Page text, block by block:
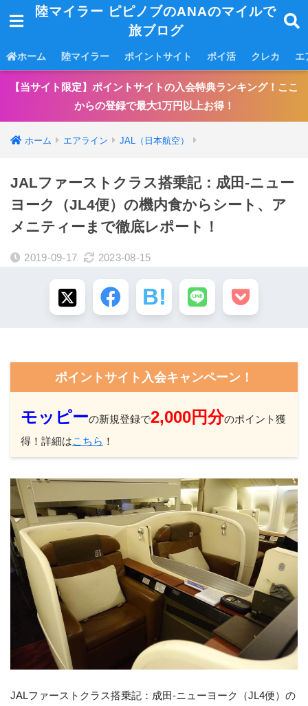
陸マイラー ピピノブのANAのマイルで
旅ブログ
ホーム 陸マイラー ポイントサイト ポイ活 クレカ エ
【当サイト限定】ポイントサイトの入会特典ランキング！ここ
からの登録で最大1万円以上お得！
ホーム エアライン JAL（日本航空）
JALファーストクラス搭乗記：成田-ニュー
ヨーク（JL4便）の機内食からシート、ア
メニティーまで徹底レポート！
2019-09-17 2023-08-15
ポイントサイト入会キャンペーン！
モッピーの新規登録で2,000円分のポイント獲
得！詳細はこちら ！
JALファーストクラス搭乗記：成田-ニューヨーク（JL4便）の